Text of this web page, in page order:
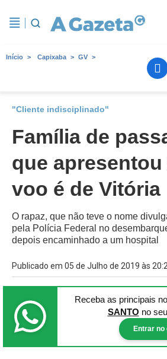
Início Capixaba GV
"Cliente indisciplinado"
Família de
que
voo é de Vitória
O rapaz, que não teve o nome
pela Polícia Federal no
depois encaminhado a um hospital
Publicado em 05 de Julho de 2019 às
Receba as principais
SANTO no
Entrar no